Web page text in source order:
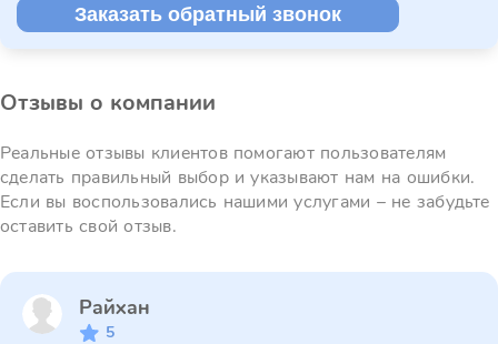
Заказать обратный звонок
Отзывы о компании
Реальные отзывы клиентов помогают пользователям
сделать правильный выбор и указывают нам на ошибки.
Если вы воспользовались нашими услугами – не забудьте
оставить свой отзыв.
Райхан
5